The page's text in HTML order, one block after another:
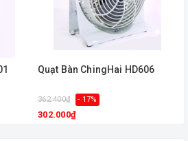
Quạt Bàn ChingHai HD606
362.400₫ - 17%
302.000₫